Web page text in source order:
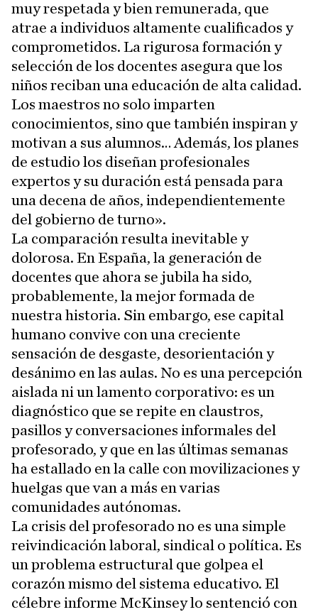
muy respetada y bien remunerada, que
atrae a individuos altamente cualificados y
comprometidos. La rigurosa formación y
selección de los docentes asegura que los
niños reciban una educación de alta calidad.
Los maestros no solo imparten
conocimientos, sino que también inspiran y
motivan a sus alumnos… Además, los planes
de estudio los diseñan profesionales
expertos y su duración está pensada para
una decena de años, independientemente
del gobierno de turno».
La comparación resulta inevitable y
dolorosa. En España, la generación de
docentes que ahora se jubila ha sido,
probablemente, la mejor formada de
nuestra historia. Sin embargo, ese capital
humano convive con una creciente
sensación de desgaste, desorientación y
desánimo en las aulas. No es una percepción
aislada ni un lamento corporativo: es un
diagnóstico que se repite en claustros,
pasillos y conversaciones informales del
profesorado, y que en las últimas semanas
ha estallado en la calle con movilizaciones y
huelgas que van a más en varias
comunidades autónomas.
La crisis del profesorado no es una simple
reivindicación laboral, sindical o política. Es
un problema estructural que golpea el
corazón mismo del sistema educativo. El
célebre informe McKinsey lo sentenció con